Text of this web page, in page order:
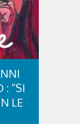
: “SI
LE